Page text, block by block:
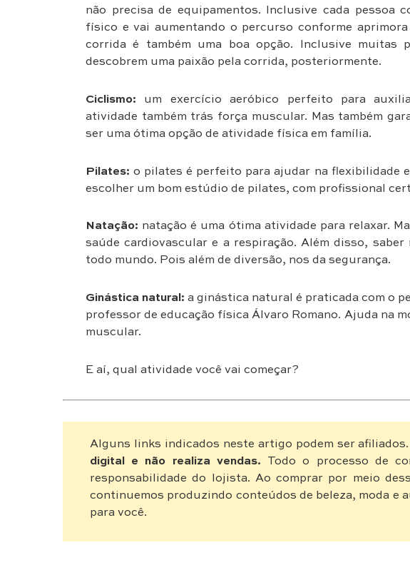
não precisa de equipamentos. Inclusive cada pessoa
físico e vai aumentando o percurso conforme
corrida é também uma boa opção. Inclusive muitas
descobrem uma paixão pela corrida, posteriormente.
Ciclismo: um exercício aeróbico perfeito para
atividade também trás força muscular. Mas também
ser uma ótima opção de atividade física em família.
Pilates: o pilates é perfeito para ajudar na flexibilidade
escolher um bom estúdio de pilates, com profissional
Natação: natação é uma ótima atividade para relaxar.
saúde cardiovascular e a respiração. Além disso,
todo mundo. Pois além de diversão, nos da segurança.
Ginástica natural: a ginástica natural é praticada com o
professor de educação física Álvaro Romano. Ajuda na
muscular.
E aí, qual atividade você vai começar?
Alguns links indicados neste artigo podem ser
digital e não realiza vendas. Todo o processo de
responsabilidade do lojista. Ao comprar por meio
continuemos produzindo conteúdos de beleza, moda e
para você.